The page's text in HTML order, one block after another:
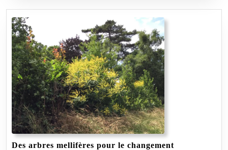
Des arbres mellifères pour le changement